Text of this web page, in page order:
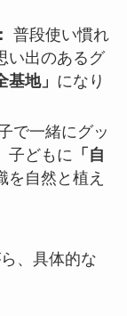
普段使い慣れ
い出のあるグ
地」 になり
で一緒にグッ
子どもに 「自
を自然と植え
、具体的な